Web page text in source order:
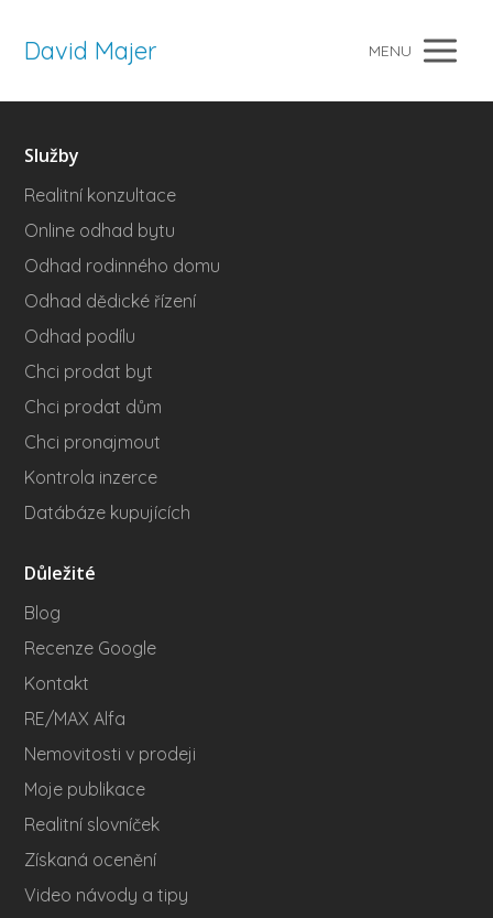
David Majer MENU
Služby
Realitní konzultace
Online odhad bytu
Odhad rodinného domu
Odhad dědické řízení
Odhad podílu
Chci prodat byt
Chci prodat dům
Chci pronajmout
Kontrola inzerce
Datábáze kupujících
Důležité
Blog
Recenze Google
Kontakt
RE/MAX Alfa
Nemovitosti v prodeji
Moje publikace
Realitní slovníček
Získaná ocenění
Video návody a tipy